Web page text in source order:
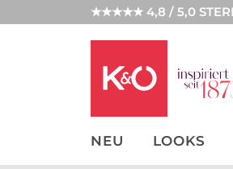
★★★★★ 4,8 / 5,0
NEU LOOKS
NEW IN
WEDDING